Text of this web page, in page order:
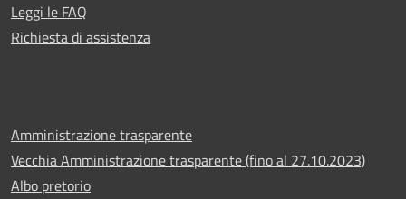
Leggi le FAQ
Richiesta di assistenza
Amministrazione trasparente
Vecchia Amministrazione trasparente (fino al 27.10.2023)
Albo pretorio